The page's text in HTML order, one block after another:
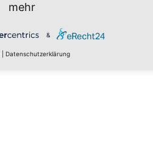
mehr
&
Datenschutzerklärung